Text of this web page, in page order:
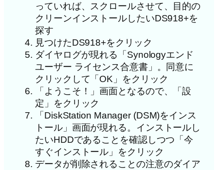
っていれば、スクロールさせて、目的の
クリーンインストールしたいDS918+を
探す
見つけたDS918+をクリック
ダイヤログが現れる「Synologyエンド
ユーザー ライセンス合意書」。同意に
クリックして「OK」をクリック
「ようこそ！」画面となるので、「設
定」をクリック
「DiskStation Manager (DSM)をインス
トール」画面が現れる。インストールし
たいHDDであることを確認しつつ「今
すぐインストール」をクリック
データが削除されることの注意のダイア